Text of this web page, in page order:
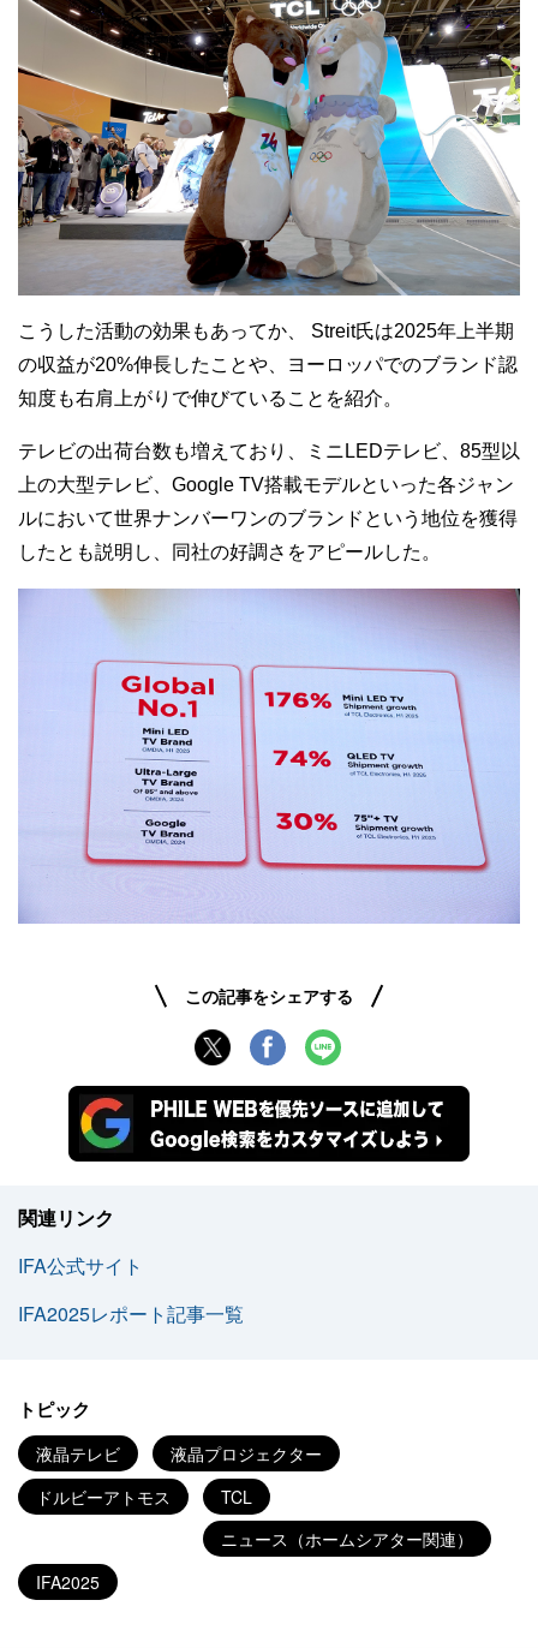
こうした活動の効果もあってか、 Streit氏は2025年上半期
の収益が20%伸長したことや、ヨーロッパでのブランド認
知度も右肩上がりで伸びていることを紹介。
テレビの出荷台数も増えており、ミニLEDテレビ、85型以
上の大型テレビ、Google TV搭載モデルといった各ジャン
ルにおいて世界ナンバーワンのブランドという地位を獲得
したとも説明し、同社の好調さをアピールした。
この記事をシェアする
関連リンク
IFA公式サイト
IFA2025レポート記事一覧
トピック
液晶テレビ
液晶プロジェクター
ドルビーアトモス
TCL
ニュース（ホームシアター関連）
IFA2025